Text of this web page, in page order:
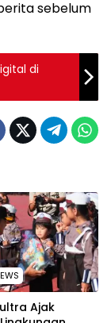
sebelum
di
Ajak